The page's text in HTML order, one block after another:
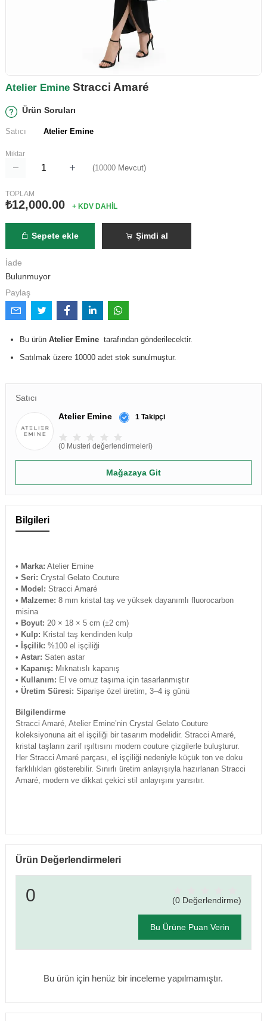
Atelier EmineStracci Amaré
Ürün Soruları
Satıcı Atelier Emine
Miktar
(10000Mevcut)
TOPLAM
₺12,000.00 + KDV DAHİL
Sepete ekle Şimdi al
İade
Bulunmuyor
Paylaş
Bu ürün Atelier Emine tarafından gönderilecektir.
Satılmak üzere 10000 adet stok sunulmuştur.
Satıcı
Atelier Emine
1 Takipçi
(0 Musteri değerlendirmeleri)
Mağazaya Git
Bilgileri
• Marka: Atelier Emine
• Seri: Crystal Gelato Couture
• Model: Stracci Amaré
• Malzeme: 8 mm kristal taş ve yüksek dayanımlı fluorocarbon
misina
• Boyut: 20 × 18 × 5 cm (±2 cm)
• Kulp: Kristal taş kendinden kulp
• İşçilik: %100 el işçiliği
• Astar: Saten astar
• Kapanış: Mıknatıslı kapanış
• Kullanım: El ve omuz taşıma için tasarlanmıştır
• Üretim Süresi: Siparişe özel üretim, 3–4 iş günü
Bilgilendirme
Stracci Amaré, Atelier Emine’nin Crystal Gelato Couture
koleksiyonuna ait el işçiliği bir tasarım modelidir. Stracci Amaré,
kristal taşların zarif ışıltısını modern couture çizgilerle buluşturur.
Her Stracci Amaré parçası, el işçiliği nedeniyle küçük ton ve doku
farklılıkları gösterebilir. Sınırlı üretim anlayışıyla hazırlanan Stracci
Amaré, modern ve dikkat çekici stil anlayışını yansıtır.
Ürün Değerlendirmeleri
0 (0 Değerlendirme)
Bu Ürüne Puan Verin
Bu ürün için henüz bir inceleme yapılmamıştır.